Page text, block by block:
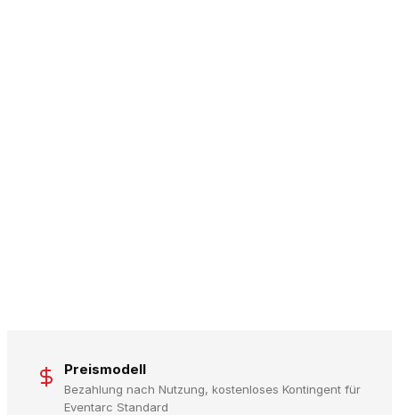
Preismodell
Bezahlung nach Nutzung, kostenloses Kontingent für
Eventarc Standard